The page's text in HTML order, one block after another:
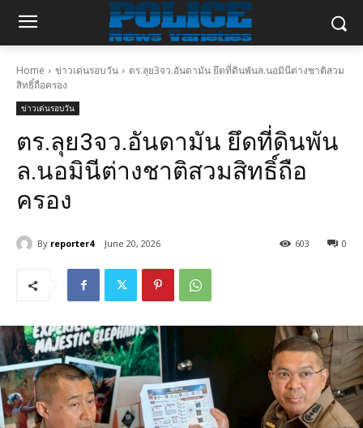
Home ข่าวเด่นรอบวัน
ตร.ลุย3จว.อันดามัน ยึดที่ดินพันล.นอมินีต่างชาติสวม
สิทธิ์ถือครอง
ข่าวเด่นรอบวัน
ตร.ลุย3จว.อันดามัน ยึดที่ดินพัน
ล.นอมินีต่างชาติสวมสิทธิ์ถือ
ครอง
By reporter4 June 20, 2026 0
603